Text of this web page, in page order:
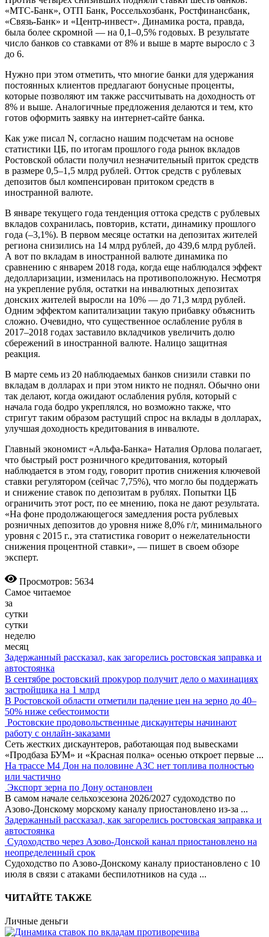
«МТС-Банк», ОТП Банк, Россельхозбанк, Ростфинансбанк,
«Связь-Банк» и «Центр-инвест». Динамика роста, правда,
была более скромной — на 0,1–0,5% годовых. В результате
число банков со ставками от 8% и выше в марте выросло с 3
до 6.
Нужно при этом отметить, что многие банки для удержания
постоянных клиентов предлагают бонусные проценты,
которые позволяют им также рассчитывать на доходность от
8% и выше. Аналогичные предложения делаются и тем, кто
готов оформить заявку на интернет-сайте банка.
Как уже писал N, согласно нашим подсчетам на основе
статистики ЦБ, по итогам прошлого года рынок вкладов
Ростовской области получил незначительный приток средств
в размере 0,5–1,5 млрд рублей. Отток средств с рублевых
депозитов был компенсирован притоком средств в
иностранной валюте.
В январе текущего года тенденция оттока средств с рублевых
вкладов сохранилась, повторив, кстати, динамику прошлого
года (–3,1%). В первом месяце остатки на депозитах жителей
региона снизились на 14 млрд рублей, до 439,6 млрд рублей.
А вот по вкладам в иностранной валюте динамика по
сравнению с январем 2018 года, когда еще наблюдался эффект
дедолларизации, изменилась на противоположную. Несмотря
на укрепление рубля, остатки на инвалютных депозитах
донских жителей выросли на 10% — до 71,3 млрд рублей.
Одним эффектом капитализации такую прибавку объяснить
сложно. Очевидно, что существенное ослабление рубля в
2017–2018 годах заставило вкладчиков увеличить долю
сбережений в иностранной валюте. Налицо защитная
реакция.
В марте семь из 20 наблюдаемых банков снизили ставки по
вкладам в долларах и при этом никто не поднял. Обычно они
так делают, когда ожидают ослабления рубля, который с
начала года бодро укреплялся, но возможно также, что
стригут таким образом растущий спрос на вклады в долларах,
улучшая доходность кредитования в инвалюте.
Главный экономист «Альфа-Банка» Наталия Орлова полагает,
что быстрый рост розничного кредитования, который
наблюдается в этом году, говорит против снижения ключевой
ставки регулятором (сейчас 7,75%), что могло бы поддержать
и снижение ставок по депозитам в рублях. Попытки ЦБ
ограничить этот рост, по ее мнению, пока не дают результата.
«На фоне продолжающегося замедления роста рублевых
розничных депозитов до уровня ниже 8,0% г/г, минимального
уровня с 2015 г., эта статистика говорит о нежелательности
снижения процентной ставки», — пишет в своем обзоре
эксперт.
Просмотров: 5634
Самое читаемое
за
сутки
сутки
неделю
месяц
Задержанный рассказал, как загорелись ростовская заправка и
автостоянка
В сентябре ростовский прокурор получит дело о махинациях
застройщика на 1 млрд
В Ростовской области отметили падение цен на зерно до 40–
50% ниже себестоимости
Ростовские продовольственные дискаунтеры начинают
работу с онлайн-заказами
Сеть жестких дискаунтеров, работающая под вывесками
«Продбаза БУМ» и «Красная полка» осенью откроет первые ...
На трассе М4 Дон на половине АЗС нет топлива полностью
или частично
Экспорт зерна по Дону остановлен
В самом начале сельхозсезона 2026/2027 судоходство по
Азово-Донскому морскому каналу приостановлено из-за ...
Задержанный рассказал, как загорелись ростовская заправка и
автостоянка
Судоходство через Азово-Донской канал приостановлено на
неопределенный срок
Судоходство по Азово-Донскому каналу приостановлено с 10
июля в связи с атаками беспилотников на суда ...
ЧИТАЙТЕ ТАКЖЕ
Личные деньги